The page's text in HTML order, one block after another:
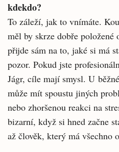
kdekdo?
To záleží, jak to vnímáte.
měl by skrze dobře
přijde sám na to, jaké si má
pozor. Pokud jste
Jágr, cíle mají smysl. U
může mít spoustu jiných
nebo zhoršenou reakci na
bizarní, když si hned začne
až člověk, který má všechno